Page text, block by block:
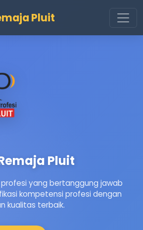
Pluit
Pluit
yang bertanggung jawab
kompetensi profesi dengan
kualitas terbaik.